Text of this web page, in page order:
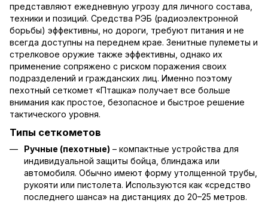
представляют ежедневную угрозу для личного состава,
техники и позиций. Средства РЭБ (радиоэлектронной
борьбы) эффективны, но дороги, требуют питания и не
всегда доступны на переднем крае. Зенитные пулеметы и
стрелковое оружие также эффективны, однако их
применение сопряжено с риском поражения своих
подразделений и гражданских лиц. Именно поэтому
пехотный сеткомет «Пташка» получает все больше
внимания как простое, безопасное и быстрое решение
тактического уровня.
Типы сеткометов
Ручные (пехотные) – компактные устройства для
индивидуальной защиты бойца, блиндажа или
автомобиля. Обычно имеют форму утолщенной трубы,
рукояти или пистолета. Используются как «средство
последнего шанса» на дистанциях до 20–25 метров.